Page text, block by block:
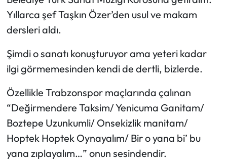
Yıllarca şef Taşkın Özer’den usul ve makam
dersleri aldı.
Şimdi o sanatı konuşturuyor ama yeteri kadar
ilgi görmemesinden kendi de dertli, bizlerde.
Özellikle Trabzonspor maçlarında çalınan
“Değirmendere Taksim/ Yenicuma Ganitam/
Boztepe Uzunkumli/ Onsekizlik manitam/
Hoptek Hoptek Oynayalım/ Bir o yana bi’ bu
yana zıplayalım…” onun sesindendir.